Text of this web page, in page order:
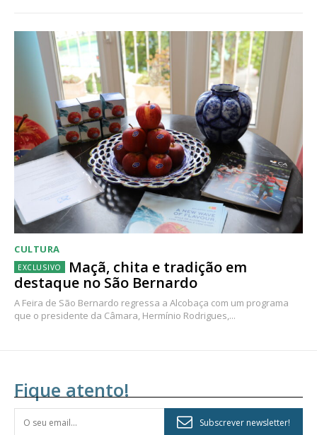
CULTURA
Maçã, chita e tradição em
destaque no São Bernardo
A Feira de São Bernardo regressa a Alcobaça com um programa
que o presidente da Câmara, Hermínio Rodrigues,...
Fique atento!
Subscrever newsletter!